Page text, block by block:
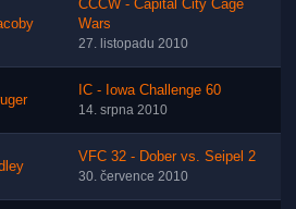
CCCW - Capital City Cage
Wars
27. listopadu 2010
IC - Iowa Challenge 60
14. srpna 2010
VFC 32 - Dober vs. Seipel 2
30. července 2010